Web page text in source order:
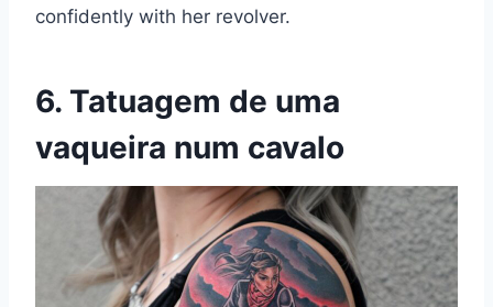
confidently with her revolver.
6. Tatuagem de uma
vaqueira num cavalo